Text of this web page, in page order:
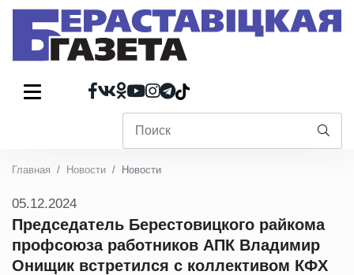
Главная Новости Новости
05.12.2024
Председатель Берестовицкого райкома
профсоюза работников АПК Владимир
Онищик встретился с коллективом КФХ